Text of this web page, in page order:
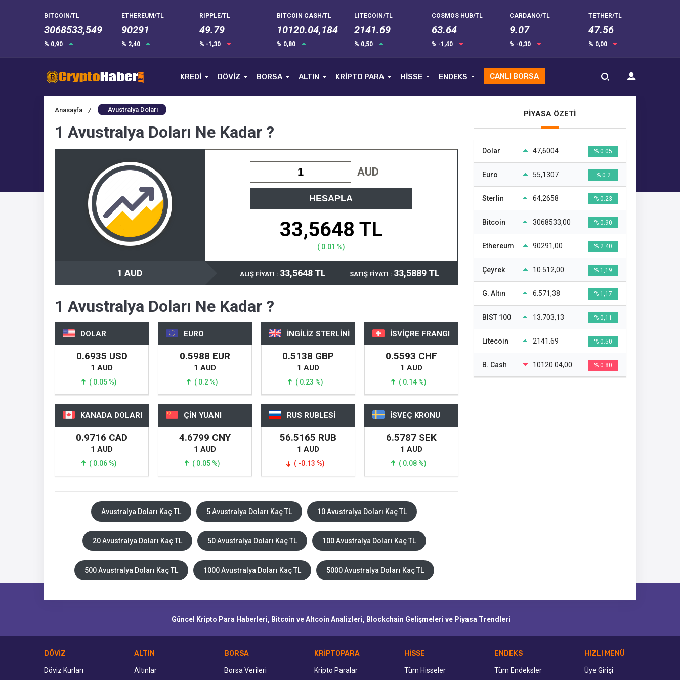
BITCOIN/TL
3068533,549
% 0,90
ETHEREUM/TL
90291
% 2,40
RIPPLE/TL
49.79
% -1,30
BITCOIN CASH/TL
10120.04,184
% 0,80
LITECOIN/TL
2141.69
% 0,50
COSMOS HUB/TL
63.64
% -1,40
CARDANO/TL
9.07
% -0,30
TETHER/TL
47.56
% 0,00
KREDİ DÖVİZ BORSA ALTIN KRİPTO PARA HİSSE ENDEKS CANLI BORSA
Anasayfa / Avustralya Doları
1 Avustralya Doları Ne Kadar ?
AUD
HESAPLA
33,5648 TL
( 0.01 %)
1 AUD ALIŞ FİYATI : 33,5648 TL SATIŞ FİYATI : 33,5889 TL
1 Avustralya Doları Ne Kadar ?
DOLAR
0.6935 USD
1 AUD
( 0.05 %)
EURO
0.5988 EUR
1 AUD
( 0.2 %)
İNGİLİZ STERLİNİ
0.5138 GBP
1 AUD
( 0.23 %)
İSVİÇRE FRANGI
0.5593 CHF
1 AUD
( 0.14 %)
KANADA DOLARI
0.9716 CAD
1 AUD
( 0.06 %)
ÇİN YUANI
4.6799 CNY
1 AUD
( 0.05 %)
RUS RUBLESİ
56.5165 RUB
1 AUD
( -0.13 %)
İSVEÇ KRONU
6.5787 SEK
1 AUD
( 0.08 %)
Avustralya Doları Kaç TL 5 Avustralya Doları Kaç TL 10 Avustralya Doları Kaç TL
20 Avustralya Doları Kaç TL 50 Avustralya Doları Kaç TL 100 Avustralya Doları Kaç TL
500 Avustralya Doları Kaç TL 1000 Avustralya Doları Kaç TL 5000 Avustralya Doları Kaç TL
PİYASA ÖZETİ
Dolar 47,6004 % 0.05
Euro 55,1307 % 0.2
Sterlin 64,2658 % 0.23
Bitcoin 3068533,00 % 0.90
Ethereum 90291,00 % 2.40
Çeyrek 10.512,00 % 1,19
G. Altın 6.571,38 % 1,17
BIST 100 13.703,13 % 0,11
Litecoin 2141.69 % 0.50
B. Cash 10120.04,00 % 0.80
Güncel Kripto Para Haberleri, Bitcoin ve Altcoin Analizleri, Blockchain Gelişmeleri ve Piyasa Trendleri
DÖVİZ
Döviz Kurları
ALTIN
Altınlar
BORSA
Borsa Verileri
KRİPTOPARA
Kripto Paralar
HİSSE
Tüm Hisseler
ENDEKS
Tüm Endeksler
HIZLI MENÜ
Üye Girişi